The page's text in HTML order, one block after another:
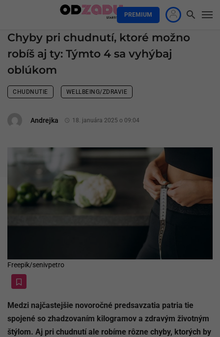
PREMIUM
Chyby pri chudnutí, ktoré možno
robíš aj ty: Týmto 4 sa vyhýbaj
oblúkom
CHUDNUTIE WELLBEING/ZDRAVIE
Andrejka 18. januára 2025 o 09:04
Freepik/senivpetro
Medzi najčastejšie novoročné predsavzatia patria tie
spojené so zhadzovaním kilogramov a zdravým životným
štýlom. Aj pri chudnutí ale robíme rôzne chyby, ktorých by